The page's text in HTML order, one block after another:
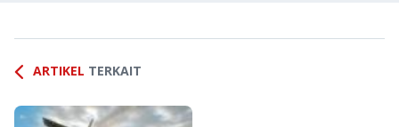
ARTIKEL TERKAIT